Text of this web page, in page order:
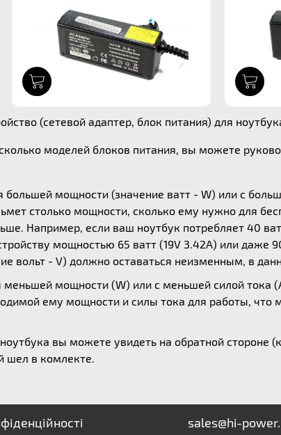
(сетевой адаптер, блок питания) для
моделей блоков питания, вы можете
мощности (значение ватт - W) или с
столько мощности, сколько ему нужно для
Например, если ваш ноутбук потребляет 40
мощностью 65 ватт (19V 3.42A) или даже
вольт - V) должно оставаться неизменным, в
меньшей мощности (W) или с меньшей силой тока
ему мощности и силы тока для работы, что
вы можете увидеть на обратной стороне
шел в комлекте.
sales@hi-